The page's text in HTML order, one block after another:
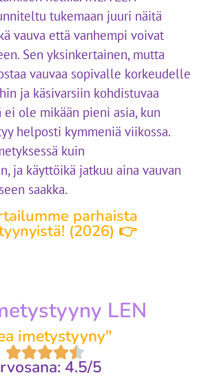
tukemaan juuri näitä
vauva että vanhempi voivat
Sen yksinkertainen, mutta
vauvaa sopivalle korkeudelle
ja käsivarsiin kohdistuvaa
ole mikään pieni asia, kun
helposti kymmeniä viikossa.
kuin
ja käyttöikä jatkuu aina vauvan
saakka.
parhaista
(2026) 👉
LEN
imetystyyny"
4.5/5